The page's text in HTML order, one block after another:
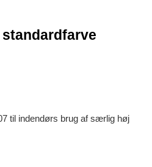
til indendørs brug af særlig høj